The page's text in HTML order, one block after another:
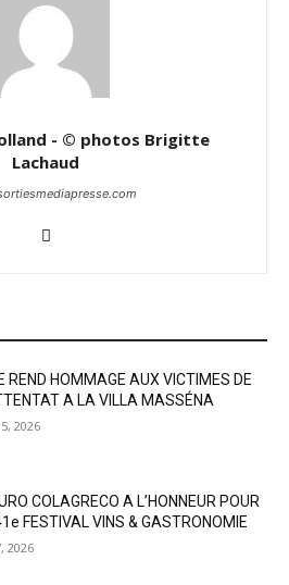
- © photos Brigitte
Lachaud
REND HOMMAGE AUX VICTIMES DE
A LA VILLA MASSÉNA
2026
COLAGRECO A L’HONNEUR POUR
FESTIVAL VINS & GASTRONOMIE
2026